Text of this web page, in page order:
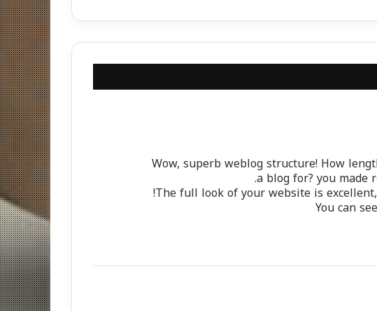
Wow, superb weblog structure! How
a blog for? you made
The full look of your website is
You can